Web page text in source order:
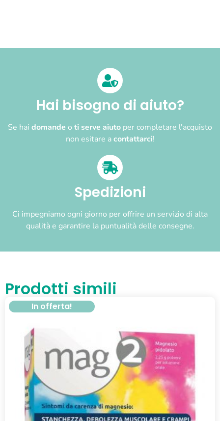
Hai bisogno di aiuto?
Se hai domande o ti serve aiuto per completare l'acquisto
non esitare acontattarci!
Spedizioni
Ci impegniamo ogni giorno per offrire un servizio di alta
qualità e garantire la puntualità delle consegne.
Prodotti simili
In offerta!